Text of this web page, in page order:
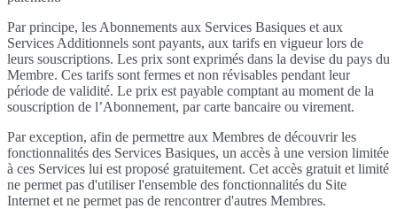
Par principe, les Abonnements aux Services Basiques et aux
Services Additionnels sont payants, aux tarifs en vigueur lors de
leurs souscriptions. Les prix sont exprimés dans la devise du pays du
Membre. Ces tarifs sont fermes et non révisables pendant leur
période de validité. Le prix est payable comptant au moment de la
souscription de l’Abonnement, par carte bancaire ou virement.
Par exception, afin de permettre aux Membres de découvrir les
fonctionnalités des Services Basiques, un accès à une version limitée
à ces Services lui est proposé gratuitement. Cet accès gratuit et limité
ne permet pas d'utiliser l'ensemble des fonctionnalités du Site
Internet et ne permet pas de rencontrer d'autres Membres.